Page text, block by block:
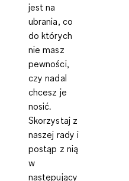
jest na
ubrania, co
do których
nie masz
pewności,
czy nadal
chcesz je
nosić.
Skorzystaj z
naszej rady i
postąp z nią
w
następujący